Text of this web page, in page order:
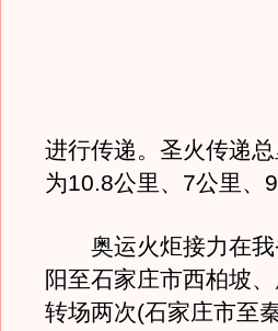
进行传递。圣火传递
为10.8公里、7公里、
奥运火炬接力在我
阳至石家庄市西柏坡
转场两次(石家庄市至